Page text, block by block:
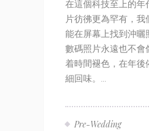
在這個科技至上的年
片彷彿更為罕有，我
能在屏幕上找到沖曬
數碼照片永遠也不會
着時間褪色，在年後
細回味。...
Pre-Wedding